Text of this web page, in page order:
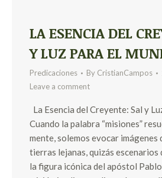
LA ESENCIA DEL
Y LUZ PARA EL
Predicaciones By CristianCampos
Leave a comment
La Esencia del Creyente: Sal y
Cuando la palabra “misiones”
mente, solemos evocar imágenes
tierras lejanas, quizás escenarios
la figura icónica del apóstol